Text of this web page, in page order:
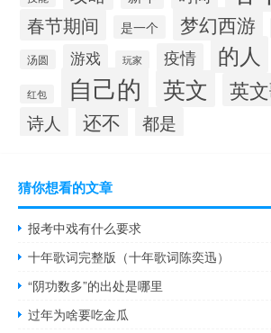
春节期间 是一个 梦幻西游
汤圆 游戏 玩家 疫情 的人
红包 自己的 英文 英
诗人 还不 都是
猜你想看的文章
报考中戏有什么要求
十年歌词完整版（十年歌词陈奕迅）
“阴功数多”的出处是哪里
过年为啥要吃金瓜